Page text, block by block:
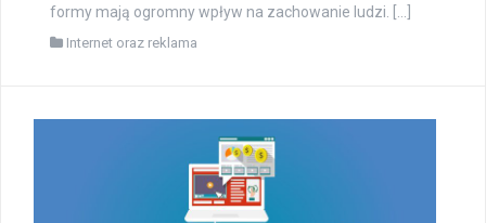
formy mają ogromny wpływ na zachowanie ludzi. […]
Internet oraz reklama